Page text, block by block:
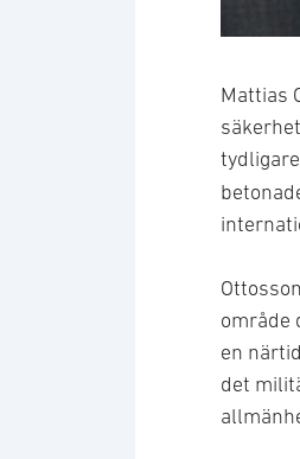
Mattias
område
en
det